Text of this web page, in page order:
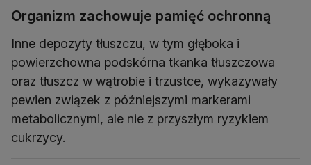
Organizm zachowuje pamięć ochronną
Inne depozyty tłuszczu, w tym głęboka i
powierzchowna podskórna tkanka tłuszczowa
oraz tłuszcz w wątrobie i trzustce, wykazywały
pewien związek z późniejszymi markerami
metabolicznymi, ale nie z przyszłym ryzykiem
cukrzycy.